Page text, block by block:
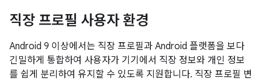
직장 프로필 사용자 환경
Android 9 이상에서는 직장 프로필과 Android 플랫폼을 보다
긴밀하게 통합하여 사용자가 기기에서 직장 정보와 개인 정보
를 쉽게 분리하여 유지할 수 있도록 지원합니다. 직장 프로필 변